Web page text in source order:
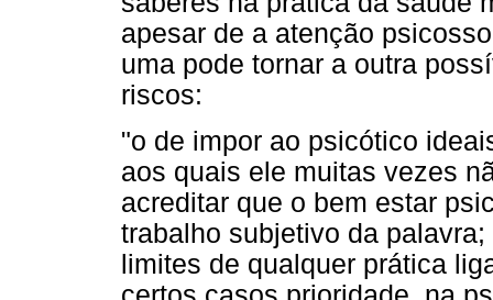
apesar de a atenção
uma pode tornar a outra
riscos:
"o de impor ao psicótico
aos quais ele muitas vezes
acreditar que o bem estar
trabalho subjetivo da
limites de qualquer prática